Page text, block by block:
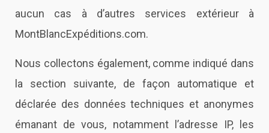
aucun cas à d’autres services extérieur à
MontBlancExpéditions.com.
Nous collectons également, comme indiqué dans
la section suivante, de façon automatique et
déclarée des données techniques et anonymes
émanant de vous, notamment l’adresse IP, les